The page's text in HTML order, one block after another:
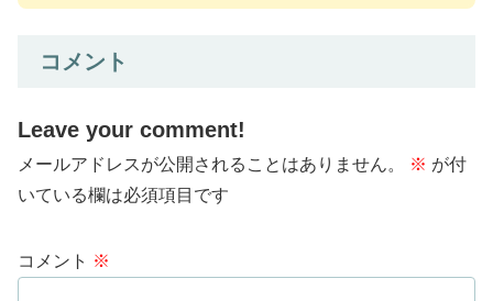
コメント
Leave your comment!
メールアドレスが公開されることはありません。 ※ が付
いている欄は必須項目です
コメント ※